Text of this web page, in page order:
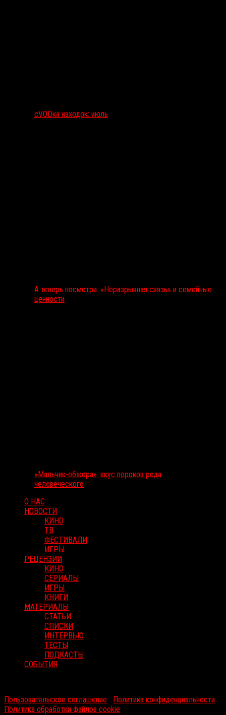
сVODка находок: июль
А теперь посмотри: «Неразрывная связь» и семейные
ценности
«Мальчик-обжора»: вкус пороков рода
человеческого
О НАС
НОВОСТИ
КИНО
ТВ
ФЕСТИВАЛИ
ИГРЫ
РЕЦЕНЗИИ
КИНО
СЕРИАЛЫ
ИГРЫ
КНИГИ
МАТЕРИАЛЫ
СТАТЬИ
СПИСКИ
ИНТЕРВЬЮ
ТЕСТЫ
ПОДКАСТЫ
СОБЫТИЯ
Пользовательское соглашение
Политика конфиденциальности
Политика обработки файлов cookie